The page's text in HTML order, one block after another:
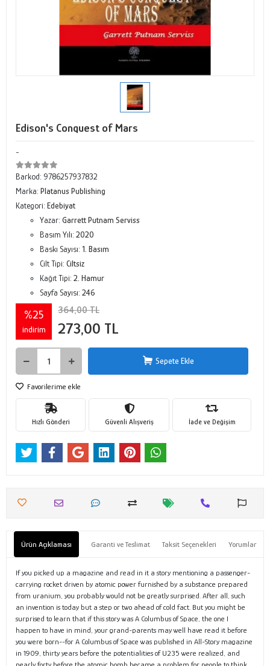
Edison's Conquest of Mars
-
Barkod: 9786257937832
Marka: Platanus Publishing
Kategori: Edebiyat
Yazar: Garrett Putnam Serviss
Basım Yılı: 2020
Baskı Sayısı: 1. Basım
Cilt Tipi: Ciltsiz
Kağıt Tipi: 2. Hamur
Sayfa Sayısı: 246
%25
indirim
364,00 TL
273,00 TL
Sepete Ekle
Favorilerime ekle
Hızlı Gönderi Güvenli Alışveriş İade ve Değişim
Ürün Açıklaması Garanti ve Teslimat Taksit Seçenekleri Yorumlar
If you picked up a magazine and read in it a story mentioning a passenger-
carrying rocket driven by atomic power furnished by a substance prepared
from uranium, you probably would not be greatly surprised. After all, such
an invention is today but a step or two ahead of cold fact. But you might be
surprised to learn that if this story was A Columbus of Space, the one I
happen to have in mind, your grand-parents may well have read it before
you were born--for A Columbus of Space was published in All-Story magazine
in 1909, thirty years before the potentialities of U235 were realized, and